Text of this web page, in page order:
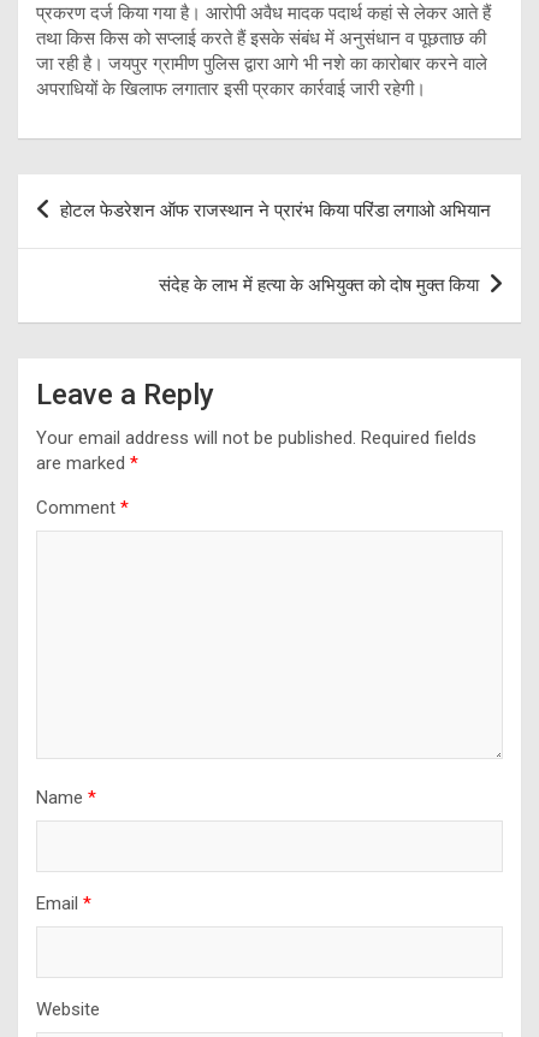
प्रकरण दर्ज किया गया है। आरोपी अवैध मादक पदार्थ कहां से लेकर आते हैं
तथा किस किस को सप्लाई करते हैं इसके संबंध में अनुसंधान व पूछताछ की
जा रही है। जयपुर ग्रामीण पुलिस द्वारा आगे भी नशे का कारोबार करने वाले
अपराधियों के खिलाफ लगातार इसी प्रकार कार्रवाई जारी रहेगी।
Post
होटल फेडरेशन ऑफ राजस्थान ने प्रारंभ किया परिंडा लगाओ अभियान
संदेह के लाभ में हत्या के अभियुक्त को दोष मुक्त किया
Leave a Reply
Your email address will not be published. Required fields
are marked *
Comment *
Name *
Email *
Website